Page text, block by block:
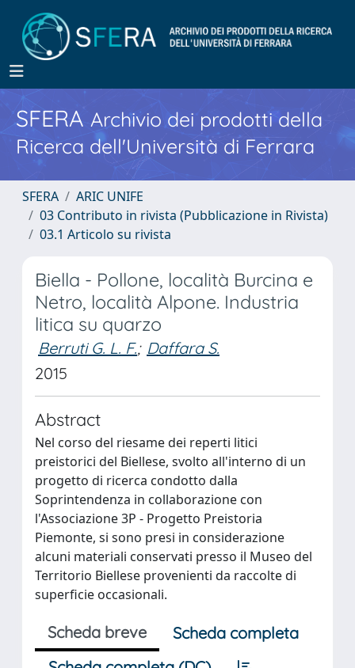
SFERA Archivio dei prodotti della
Ricerca dell'Università di Ferrara
SFERA
ARIC UNIFE
03 Contributo in rivista (Pubblicazione in Rivista)
03.1 Articolo su rivista
Biella - Pollone, località Burcina e
Netro, località Alpone. Industria
litica su quarzo
Berruti G. L. F.; Daffara S.
2015
Abstract
Nel corso del riesame dei reperti litici
preistorici del Biellese, svolto all'interno di un
progetto di ricerca condotto dalla
Soprintendenza in collaborazione con
l'Associazione 3P - Progetto Preistoria
Piemonte, si sono presi in considerazione
alcuni materiali conservati presso il Museo del
Territorio Biellese provenienti da raccolte di
superficie occasionali.
Scheda breve
Scheda completa